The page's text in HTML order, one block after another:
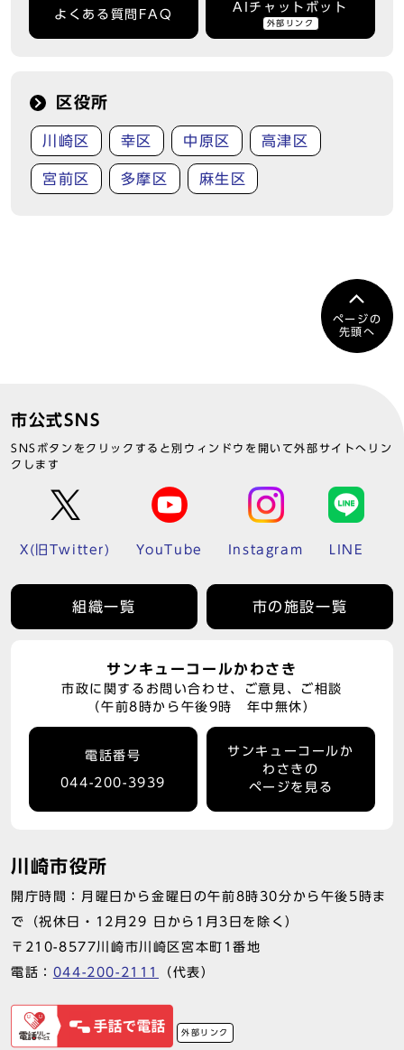
よくある質問FAQ
AIチャットボット
外部リンク
区役所
川崎区 幸区 中原区 高津区
宮前区 多摩区 麻生区
ページの
先頭へ
市公式SNS
SNSボタンをクリックすると別ウィンドウを開いて外部サイトへリン
クします
X(旧Twitter) YouTube Instagram LINE
組織一覧 市の施設一覧
サンキューコールかわさき
市政に関するお問い合わせ、ご意見、ご相談
（午前8時から午後9時 年中無休）
電話番号
044-200-3939
サンキューコールか
わさきの
ページを見る
川崎市役所
開庁時間：月曜日から金曜日の午前8時30分から午後5時ま
で（祝休日・12月29 日から1月3日を除く）
〒210-8577川崎市川崎区宮本町1番地
電話： 044-200-2111 （代表）
外部リンク